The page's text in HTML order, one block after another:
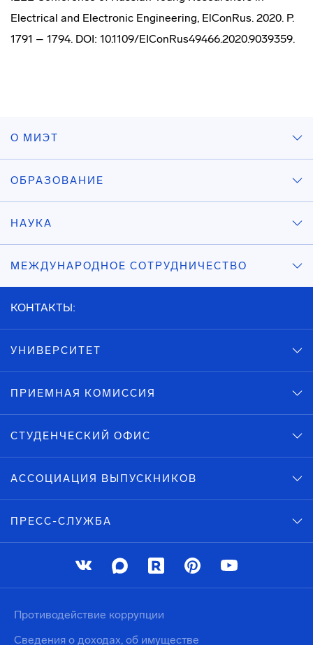
Electrical and Electronic Engineering, ElConRus. 2020. P.
1791 – 1794. DOI: 10.1109/EIConRus49466.2020.9039359.
О МИЭТ
ОБРАЗОВАНИЕ
НАУКА
МЕЖДУНАРОДНОЕ СОТРУДНИЧЕСТВО
КОНТАКТЫ:
УНИВЕРСИТЕТ
ПРИЕМНАЯ КОМИССИЯ
СТУДЕНЧЕСКИЙ ОФИС
АССОЦИАЦИЯ ВЫПУСКНИКОВ
ПРЕСС-СЛУЖБА
Противодействие коррупции
Сведения о доходах, об имуществе